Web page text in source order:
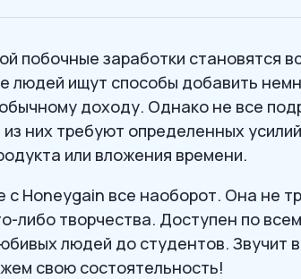
побочные заработки становятся
людей ищут способы добавить
доходу. Однако не все
них требуют определенных
или вложения времени.
с Honeygain все наоборот. Она не
либо творчества. Доступен по
людей до студентов. Звучит
свою состоятельность!